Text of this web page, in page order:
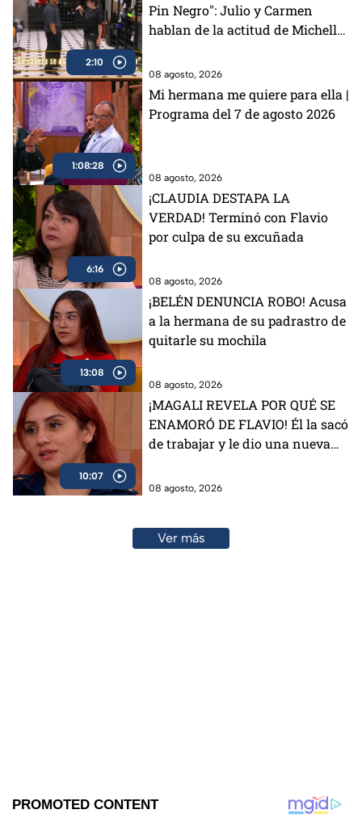
2:10
Pin Negro": Julio y Carmen
hablan de la actitud de Michelle
08 agosto, 2026
1:08:28
Mi hermana me quiere para ella |
Programa del 7 de agosto 2026
08 agosto, 2026
6:16
¡CLAUDIA DESTAPA LA
VERDAD! Terminó con Flavio
por culpa de su excuñada
08 agosto, 2026
13:08
¡BELÉN DENUNCIA ROBO! Acusa
a la hermana de su padrastro de
quitarle su mochila
08 agosto, 2026
10:07
¡MAGALI REVELA POR QUÉ SE
ENAMORÓ DE FLAVIO! Él la sacó
de trabajar y le dio una nueva
08 agosto, 2026
Ver más